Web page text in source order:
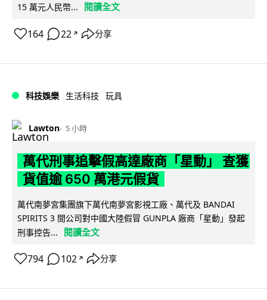
15 萬元人民幣...
閱讀全文
164 22 ↗ 分享
科技娛樂 生活科技 玩具
Lawton 5 小時
萬代刑事追擊假高達廠商「星動」 查獲
貨值逾 650 萬港元假貨
萬代南夢宮集團旗下萬代南夢宮影視工廠、萬代及 BANDAI
SPIRITS 3 間公司對中國大陸假冒 GUNPLA 廠商「星動」發起
刑事控告...
閱讀全文
794 102 ↗ 分享